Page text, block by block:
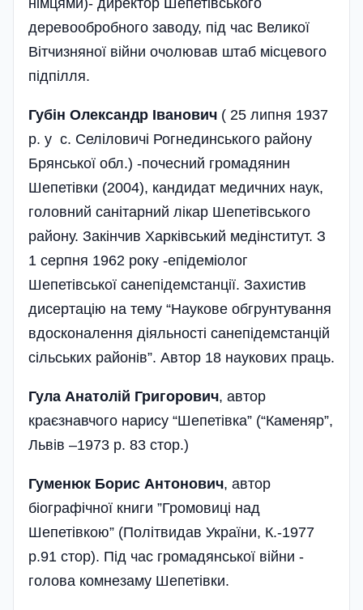
деревообробного заводу, під час Великої
Вітчизняної війни очолював штаб місцевого
підпілля.
Губін Олександр Іванович ( 25 липня 1937
р. у с. Селіловичі Рогнединського району
Брянської обл.) -почесний громадянин
Шепетівки (2004), кандидат медичних наук,
головний санітарний лікар Шепетівського
району. Закінчив Харківський медінститут. З
1 серпня 1962 року -епідеміолог
Шепетівської санепідемстанції. Захистив
дисертацію на тему “Наукове обгрунтування
вдосконалення діяльності санепідемстанцій
сільських районів”. Автор 18 наукових праць.
Гула Анатолій Григорович, автор
краєзнавчого нарису “Шепетівка” (“Каменяр”,
Львів –1973 р. 83 стор.)
Гуменюк Борис Антонович, автор
біографічної книги ”Громовиці над
Шепетівкою” (Політвидав України, К.-1977
р.91 стор). Під час громадянської війни -
голова комнезаму Шепетівки.